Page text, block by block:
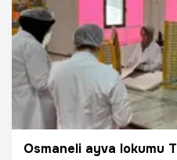
20.12.2025 Ekonomi
Osmaneli ayva lokumu